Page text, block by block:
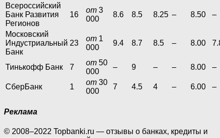
Всероссийский
Банк Развития
Регионов
16
от 3
000
8.6 8.5 8.25 – 8.50 –
Московский
Индустриальный
Банк
23
от 1
000
9.4 8.7 8.5 – 8.00
Тинькофф Банк 7
от 50
000
– 9 – – 8.00 –
СберБанк 1
от 30
000
7 4.5 4 – 6.00 –
Реклама
© 2008–2022 Topbanki.ru — отзывы о банках, кредиты и